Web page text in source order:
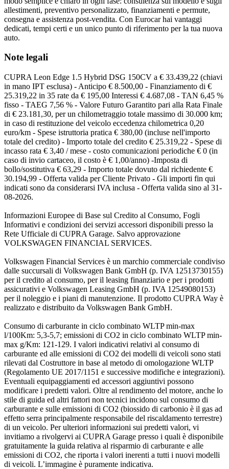
allestimenti, preventivo personalizzato, finanziamenti e permute,
consegna e assistenza post-vendita. Con Eurocar hai vantaggi
dedicati, tempi certi e un unico punto di riferimento per la tua nuova
auto.
Note legali
CUPRA Leon Edge 1.5 Hybrid DSG 150CV a € 33.439,22 (chiavi
in mano IPT esclusa) - Anticipo € 8.500,00 - Finanziamento di €
25.319,22 in 35 rate da € 195,00 Interessi € 4.687,08 - TAN 6,45 %
fisso - TAEG 7,56 % - Valore Futuro Garantito pari alla Rata Finale
di € 23.181,30, per un chilometraggio totale massimo di 30.000 km;
in caso di restituzione del veicolo eccedenza chilometrica 0,20
euro/km - Spese istruttoria pratica € 380,00 (incluse nell'importo
totale del credito) - Importo totale del credito € 25.319,22 - Spese di
incasso rata € 3,40 / mese - costo comunicazioni periodiche € 0 (in
caso di invio cartaceo, il costo è € 1,00/anno) -Imposta di
bollo/sostitutiva € 63,29 - Importo totale dovuto dal richiedente €
30.194,99 - Offerta valida per Cliente Privato - Gli importi fin qui
indicati sono da considerarsi IVA inclusa - Offerta valida sino al 31-
08-2026.
Informazioni Europee di Base sul Credito al Consumo, Fogli
Informativi e condizioni dei servizi accessori disponibili presso la
Rete Ufficiale di CUPRA Garage. Salvo approvazione
VOLKSWAGEN FINANCIAL SERVICES.
Volkswagen Financial Services è un marchio commerciale condiviso
dalle succursali di Volkswagen Bank GmbH (p. IVA 12513730155)
per il credito al consumo, per il leasing finanziario e per i prodotti
assicurativi e Volkswagen Leasing GmbH (p. IVA 12549080153)
per il noleggio e i piani di manutenzione. Il prodotto CUPRA Way è
realizzato e distribuito da Volkswagen Bank GmbH.
Consumo di carburante in ciclo combinato WLTP min-max
l/100Km: 5,3-5,7; emissioni di CO2 in ciclo combinato WLTP min-
max g/Km: 121-129. I valori indicativi relativi al consumo di
carburante ed alle emissioni di CO2 dei modelli di veicoli sono stati
rilevati dal Costruttore in base al metodo di omologazione WLTP
(Regolamento UE 2017/1151 e successive modifiche e integrazioni).
Eventuali equipaggiamenti ed accessori aggiuntivi possono
modificare i predetti valori. Oltre al rendimento del motore, anche lo
stile di guida ed altri fattori non tecnici incidono sul consumo di
carburante e sulle emissioni di CO2 (biossido di carbonio è il gas ad
effetto serra principalmente responsabile del riscaldamento terrestre)
di un veicolo. Per ulteriori informazioni sui predetti valori, vi
invitiamo a rivolgervi ai CUPRA Garage presso i quali è disponibile
gratuitamente la guida relativa al risparmio di carburante e alle
emissioni di CO2, che riporta i valori inerenti a tutti i nuovi modelli
di veicoli. L’immagine è puramente indicativa.